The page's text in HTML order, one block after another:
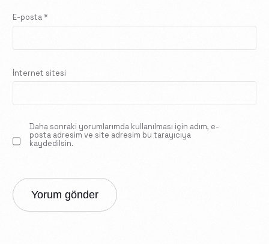
E-posta*
İnternet sitesi
Daha sonraki yorumlarımda kullanılması için adım, e-
posta adresim ve site adresim bu tarayıcıya
kaydedilsin.